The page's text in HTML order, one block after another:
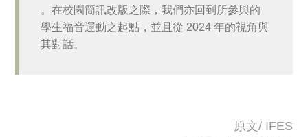
。在校園簡訊改版之際，我們亦回到所參與的
學生福音運動之起點，並且從 2024 年的視角與
其對話。
原文/ IFES